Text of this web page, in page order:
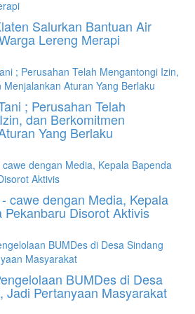
Salurkan Bantuan Air
Lereng Merapi
; Perusahan Telah
dan Berkomitmen
Yang Berlaku
cawe dengan Media, Kepala
Pekanbaru Disorot Aktivis
BUMDes di Desa
Jadi Pertanyaan Masyarakat